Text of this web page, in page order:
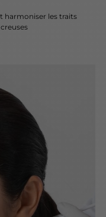
harmoniser les traits